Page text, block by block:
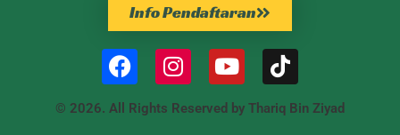
Info Pendaftaran
© 2026. All Rights Reserved by Thariq Bin Ziyad